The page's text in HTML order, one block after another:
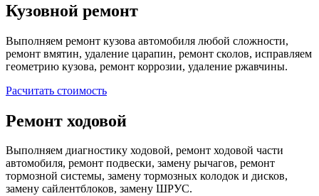
Кузовной ремонт
Выполняем ремонт кузова автомобиля любой сложности,
ремонт вмятин, удаление царапин, ремонт сколов, исправляем
геометрию кузова, ремонт коррозии, удаление ржавчины.
Расчитать стоимость
Ремонт ходовой
Выполняем диагностику ходовой, ремонт ходовой части
автомобиля, ремонт подвески, замену рычагов, ремонт
тормозной системы, замену тормозных колодок и дисков,
замену сайлентблоков, замену ШРУС.